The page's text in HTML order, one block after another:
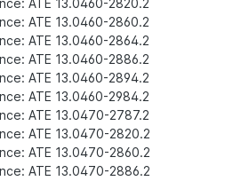
ATE 13.0460-2820.2
ATE 13.0460-2860.2
ATE 13.0460-2864.2
ATE 13.0460-2886.2
ATE 13.0460-2894.2
ATE 13.0460-2984.2
ATE 13.0470-2787.2
ATE 13.0470-2820.2
ATE 13.0470-2860.2
ATE 13.0470-2886.2